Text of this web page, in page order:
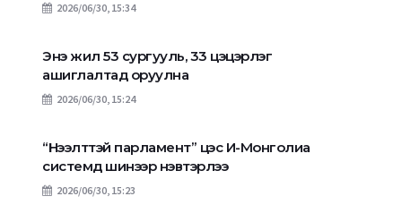
2026/06/30, 15:34
Энэ жил 53 сургууль, 33 цэцэрлэг
ашиглалтад оруулна
2026/06/30, 15:24
“Нээлттэй парламент” цэс И-Монголиа
системд шинээр нэвтэрлээ
2026/06/30, 15:23